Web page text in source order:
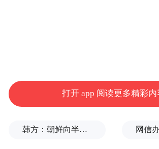
打开 app 阅读更多精彩内
韩方：朝鲜向半岛以东海域发射短程弹道导弹